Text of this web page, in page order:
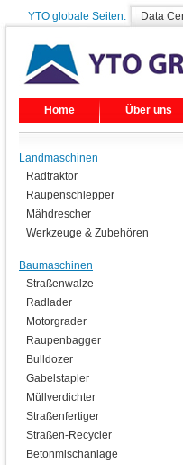
YTO globale Seiten: Data
Home Über uns
Landmaschinen
Radtraktor
Raupenschlepper
Mähdrescher
Werkzeuge & Zubehören
Baumaschinen
Straßenwalze
Radlader
Motorgrader
Raupenbagger
Bulldozer
Gabelstapler
Müllverdichter
Straßenfertiger
Straßen-Recycler
Betonmischanlage